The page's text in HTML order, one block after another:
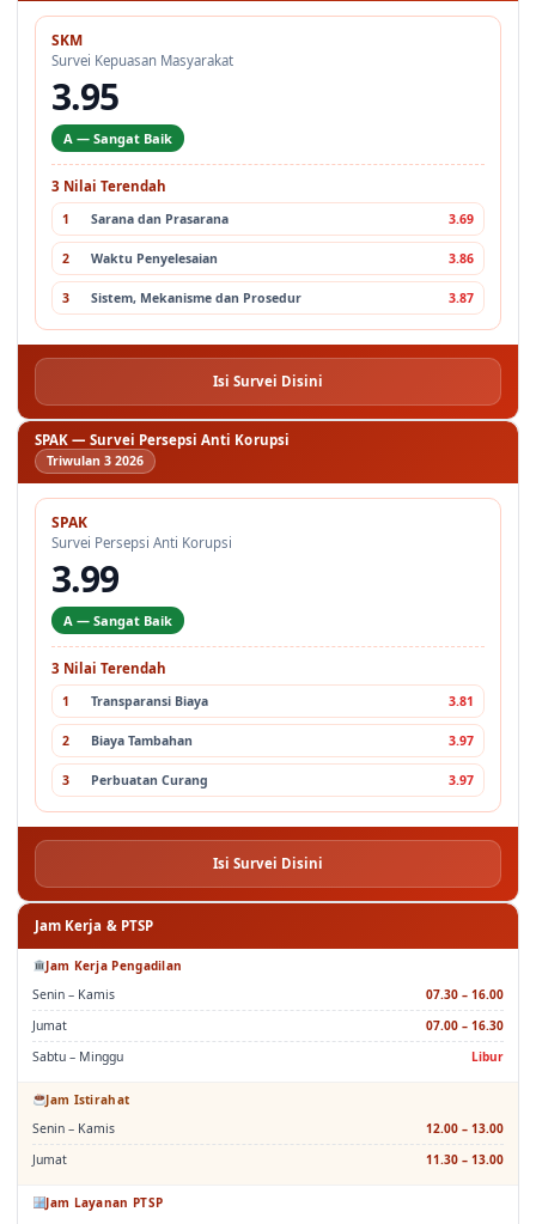
SKM
Survei Kepuasan Masyarakat
3.95
A — Sangat Baik
1 Sarana dan Prasarana
2 Waktu Penyelesaian 3.86
3 Sistem, Mekanisme dan Prosedur 3.87
Triwulan 3 2026
SPAK
Survei Persepsi Anti Korupsi
3.99
A — Sangat Baik
1 Transparansi Biaya
2 Biaya Tambahan 3.97
3 Perbuatan Curang 3.97
Jam Kerja & PTSP
Jam Kerja Pengadilan
Senin – Kamis
Jumat
07.00 – 16.30
Sabtu – Minggu
Libur
Senin – Kamis
Jumat
11.30 – 13.00
Senin – Kamis